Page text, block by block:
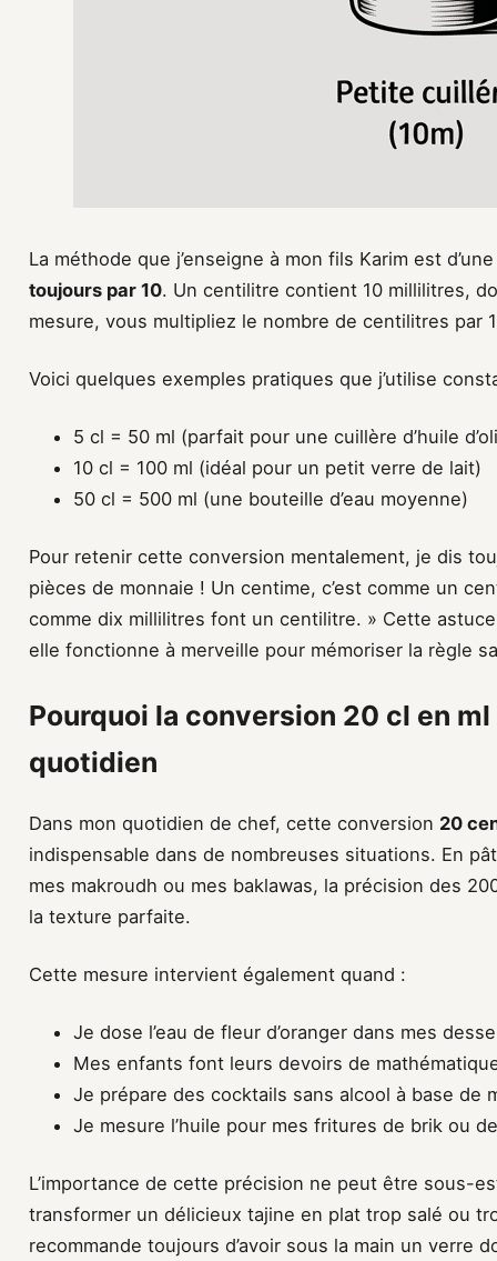
La méthode que j’enseigne à mon fils Karim est
toujours par 10. Un centilitre contient 10 millilitres,
mesure, vous multipliez le nombre de centilitres par
Voici quelques exemples pratiques que j’utilise
5 cl = 50 ml (parfait pour une cuillère d’huile
10 cl = 100 ml (idéal pour un petit verre de lait)
50 cl = 500 ml (une bouteille d’eau moyenne)
Pour retenir cette conversion mentalement, je dis
pièces de monnaie ! Un centime, c’est comme un
comme dix millilitres font un centilitre. » Cette
elle fonctionne à merveille pour mémoriser la règle
Pourquoi la conversion 20 cl en
quotidien
Dans mon quotidien de chef, cette conversion 20
indispensable dans de nombreuses situations. En
mes makroudh ou mes baklawas, la précision des
la texture parfaite.
Cette mesure intervient également quand :
Je dose l’eau de fleur d’oranger dans mes
Mes enfants font leurs devoirs de
Je prépare des cocktails sans alcool à base de
Je mesure l’huile pour mes fritures de brik ou
L’importance de cette précision ne peut être sous-
transformer un délicieux tajine en plat trop salé ou
recommande toujours d’avoir sous la main un verre